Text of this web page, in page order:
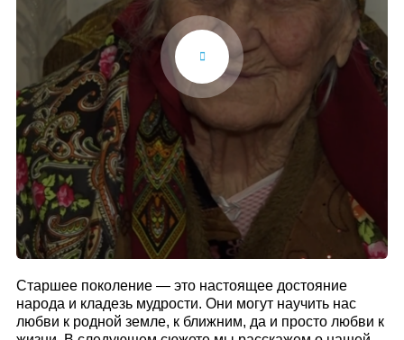
Старшее поколение — это настоящее достояние
народа и кладезь мудрости. Они могут научить нас
любви к родной земле, к ближним, да и просто любви к